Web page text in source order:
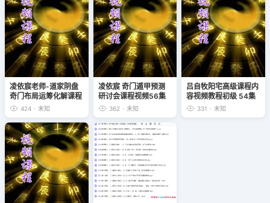
凌依宸老师-道家阴盘
奇门布局运筹化解课程
16集视频 百度云
424 · 未知
凌依宸 奇门遁甲预测
研讨会课程视频56集
百度云下载！
362 · 未知
吕自牧阳宅高级课程内
容视频教程初级 54集
+高级48集
331 · 未知